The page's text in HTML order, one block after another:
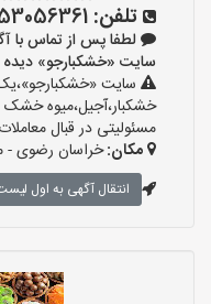
تلفن:
لطفا پس از تماس با
سایت «خشکبارجو» دیده ام و کد
سایت
خشکبار،آجیل،میوه
مسئولیتی در قبال
مکان:خراسان رضوی -
انتقال آگهی به اول